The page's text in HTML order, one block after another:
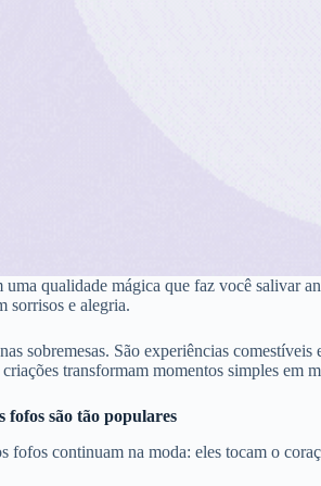
qualidade mágica que faz você salivar
sorrisos e alegria.
sobremesas. São experiências
criações transformam momentos simples em
fofos são tão populares
fofos continuam na moda: eles tocam o